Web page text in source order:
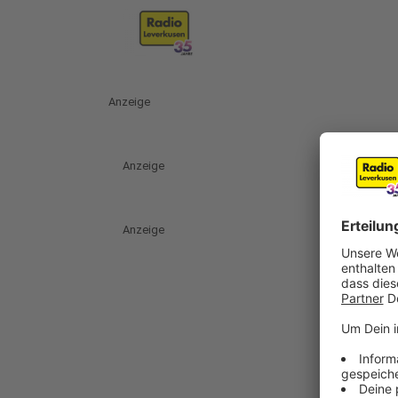
Anzeige
Anzeige
Anzeige